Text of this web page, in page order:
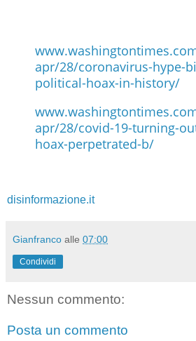
apr/28/coronavirus-hype-
political-hoax-in-history/
apr/28/covid-19-turning-
hoax-perpetrated-b/
disinformazione.it
Gianfranco alle 07:00
Condividi
Nessun commento:
Posta un commento